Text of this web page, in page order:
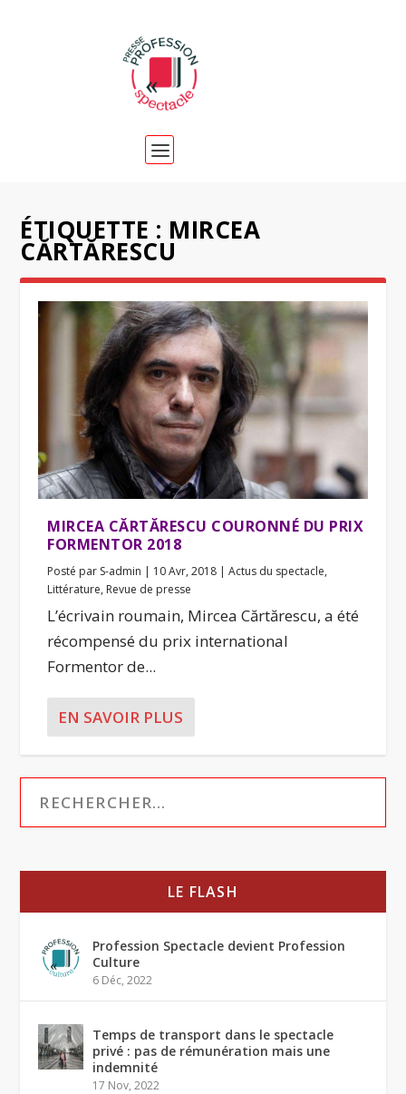
ÉTIQUETTE : MIRCEA
CĂRTĂRESCU
MIRCEA CĂRTĂRESCU COURONNÉ DU PRIX
FORMENTOR 2018
Posté par S-admin | 10 Avr, 2018 |Actus du spectacle,
Littérature, Revue de presse
L’écrivain roumain, Mircea Cărtărescu, a été
récompensé du prix international
Formentor de...
EN SAVOIR PLUS
LE FLASH
Profession Spectacle devient Profession
Culture
6 Déc, 2022
Temps de transport dans le spectacle
privé : pas de rémunération mais une
indemnité
17 Nov, 2022